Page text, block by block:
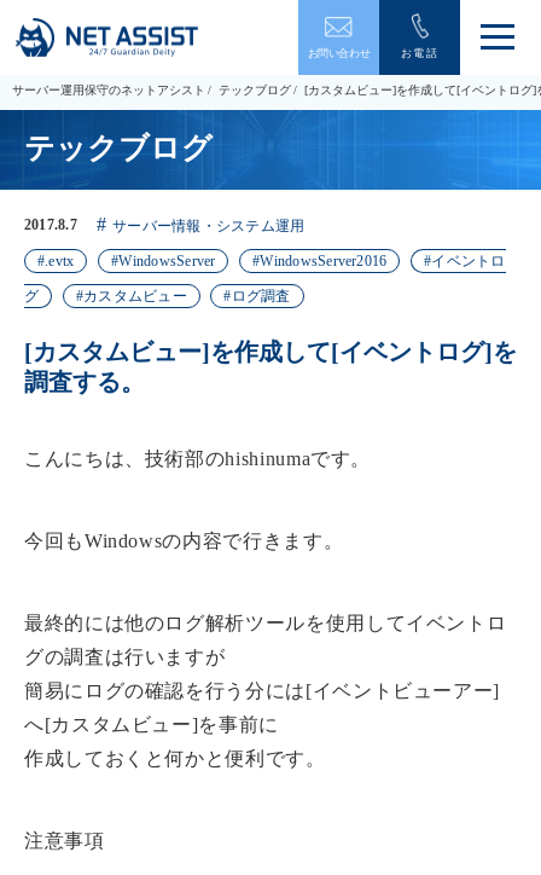
お問い合わせ お電話
メ
ュ
ー
サーバー運用保守のネットアシスト テックブログ [カスタムビュー]を作成して[イベントログ]
テックブログ
2017.8.7 サーバー情報・システム運用
.evtx WindowsServer WindowsServer2016 イベントロ
グ カスタムビュー ログ調査
[カスタムビュー]を作成して[イベントログ]を
調査する。
こんにちは、技術部のhishinumaです。
今回もWindowsの内容で行きます。
最終的には他のログ解析ツールを使用してイベントロ
グの調査は行いますが
簡易にログの確認を行う分には[イベントビューアー]
へ[カスタムビュー]を事前に
作成しておくと何かと便利です。
注意事項